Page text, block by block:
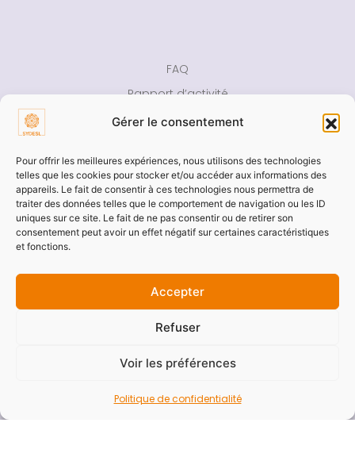
Gérer le consentement
Pour offrir les meilleures expériences, nous utilisons des technologies
telles que les cookies pour stocker et/ou accéder aux informations des
appareils. Le fait de consentir à ces technologies nous permettra de
traiter des données telles que le comportement de navigation ou les ID
uniques sur ce site. Le fait de ne pas consentir ou de retirer son
consentement peut avoir un effet négatif sur certaines caractéristiques
et fonctions.
Accepter
Refuser
Voir les préférences
Politique de confidentialité
FAQ
Rapport d’activité
Presse
Aide
Accessibilité
Mentions légales
Plan du site
Newsletter
Vous souhaitez recevoir la newsletter du SYDESL